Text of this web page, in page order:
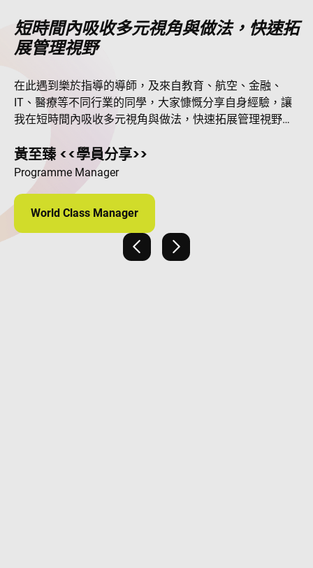
短時間內吸收多元視角與做法，快速拓
展管理視野
在此遇到樂於指導的導師，及來自教育、航空、金融、
IT、醫療等不同行業的同學，大家慷慨分享自身經驗，讓
我在短時間內吸收多元視角與做法，快速拓展管理視野，
黃至臻 <<學員分享>>
Programme Manager
World Class Manager
這段學習旅程既實用又深刻，真切提升
了我應對管理挑戰的能力。
上一張 下一張